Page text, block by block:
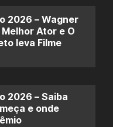
2026 – Wagner
Ator e O
leva Filme
2026 – Saiba
e onde